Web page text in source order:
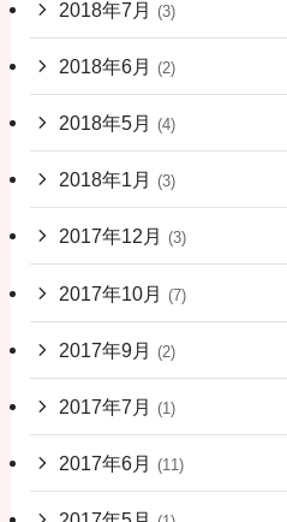
2018年7月 (3)
2018年6月 (2)
2018年5月 (4)
2018年1月 (3)
2017年12月 (3)
2017年10月 (7)
2017年9月 (2)
2017年7月 (1)
2017年6月 (11)